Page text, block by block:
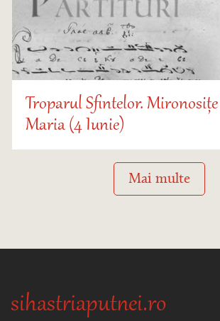
Troparul Sfintelor.
Maria (4 Iunie)
Mai multe
sihastriaputnei.ro